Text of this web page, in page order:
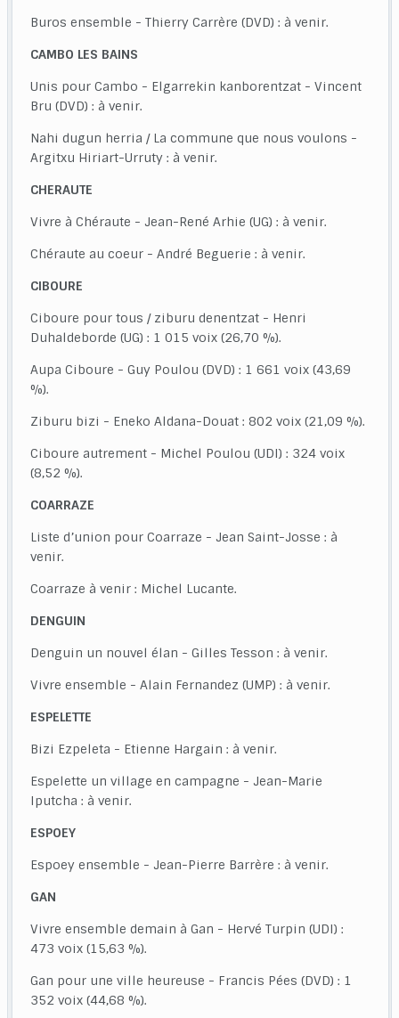
Buros ensemble - Thierry Carrère (DVD) : à venir.
CAMBO LES BAINS
Unis pour Cambo - Elgarrekin kanborentzat - Vincent
Bru (DVD) : à venir.
Nahi dugun herria / La commune que nous voulons -
Argitxu Hiriart-Urruty : à venir.
CHERAUTE
Vivre à Chéraute - Jean-René Arhie (UG) : à venir.
Chéraute au coeur - André Beguerie : à venir.
CIBOURE
Ciboure pour tous / ziburu denentzat - Henri
Duhaldeborde (UG) : 1 015 voix (26,70 %).
Aupa Ciboure - Guy Poulou (DVD) : 1 661 voix (43,69
%).
Ziburu bizi - Eneko Aldana-Douat : 802 voix (21,09 %).
Ciboure autrement - Michel Poulou (UDI) : 324 voix
(8,52 %).
COARRAZE
Liste d’union pour Coarraze - Jean Saint-Josse : à
venir.
Coarraze à venir : Michel Lucante.
DENGUIN
Denguin un nouvel élan - Gilles Tesson : à venir.
Vivre ensemble - Alain Fernandez (UMP) : à venir.
ESPELETTE
Bizi Ezpeleta - Etienne Hargain : à venir.
Espelette un village en campagne - Jean-Marie
Iputcha : à venir.
ESPOEY
Espoey ensemble - Jean-Pierre Barrère : à venir.
GAN
Vivre ensemble demain à Gan - Hervé Turpin (UDI) :
473 voix (15,63 %).
Gan pour une ville heureuse - Francis Pées (DVD) : 1
352 voix (44,68 %).